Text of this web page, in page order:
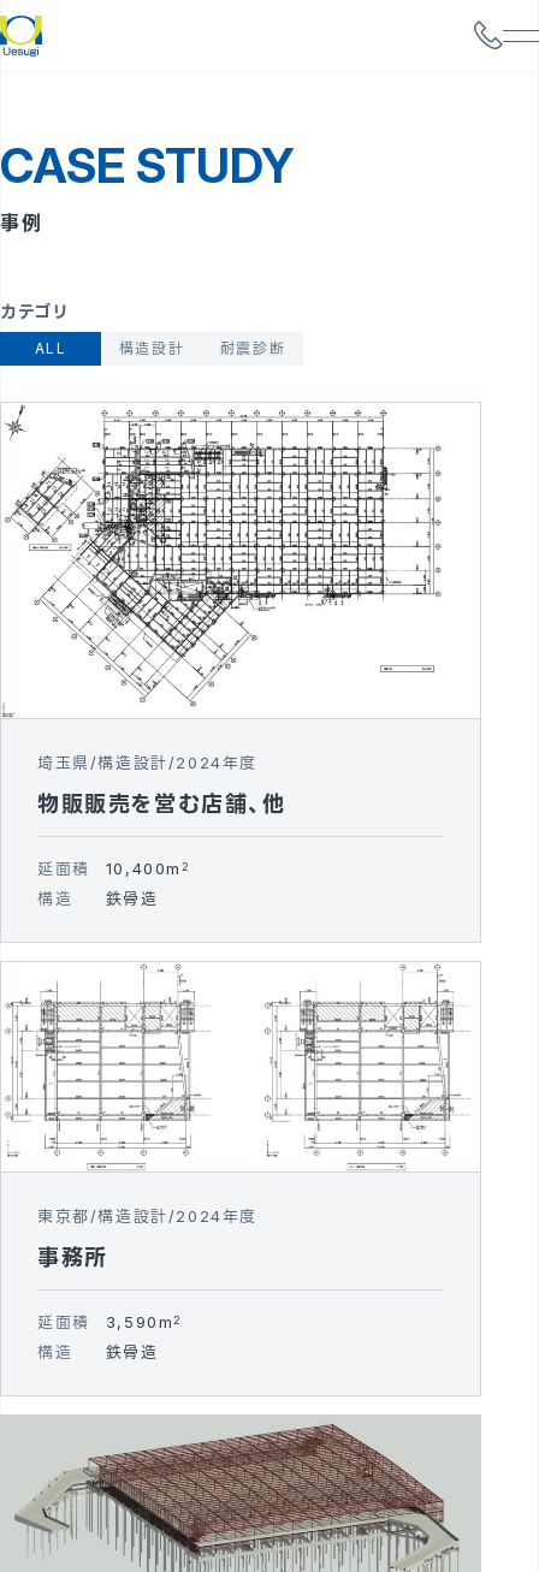
サービス案内
構造設計
携帯電話基地局強度検討
太陽光パネル設置検討
実績
事例
よくあるご質問
採用情報
CASE STUDY
事例
カテゴリ
ALL 構造設計 耐震診断
埼玉県 構造設計 2024年度
物販販売を営む店舗、他
延面積 10,400m 2
構造 鉄骨造
東京都 構造設計 2024年度
事務所
延面積 3,590m2
構造 鉄骨造